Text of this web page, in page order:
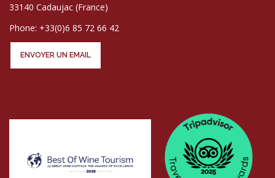
33140 Cadaujac (France)
Phone: +33(0)6 85 72 66 42
ENVOYER UN EMAIL